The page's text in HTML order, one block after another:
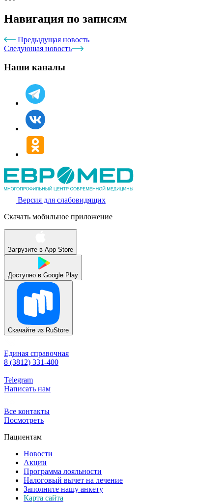
Навигация по записям
Предыдущая новость
Следующая новость
Наши каналы
Версия для слабовидящих
Скачать мобильное приложение
Загрузите в App Store
Доступно в Google Play
Скачайте из RuStore
Единая справочная
8 (3812) 331-400
Telegram
Написать нам
Все контакты
Посмотреть
Пациентам
Новости
Акции
Программа лояльности
Налоговый вычет на лечение
Заполните нашу анкету
Карта сайта